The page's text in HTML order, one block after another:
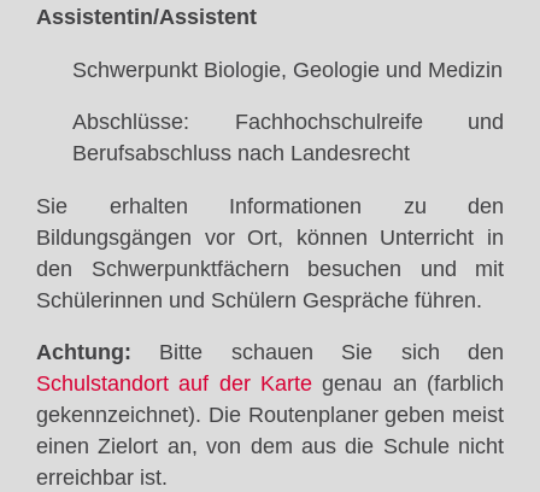
Assistentin/Assistent
Schwerpunkt Biologie, Geologie und Medizin
Abschlüsse: Fachhochschulreife und
Berufsabschluss nach Landesrecht
Sie erhalten Informationen zu den
Bildungsgängen vor Ort, können Unterricht in
den Schwerpunktfächern besuchen und mit
Schülerinnen und Schülern Gespräche führen.
Achtung: Bitte schauen Sie sich den
Schulstandort auf der Karte genau an (farblich
gekennzeichnet). Die Routenplaner geben meist
einen Zielort an, von dem aus die Schule nicht
erreichbar ist.